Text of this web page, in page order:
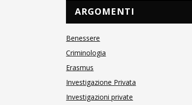
ARGOMENTI
Benessere
Criminologia
Erasmus
Investigazione Privata
Investigazioni private